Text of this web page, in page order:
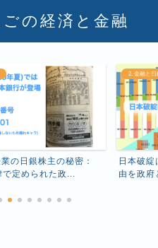
の経済と金融
の日銀株主の秘密：
定められた政...
2. 金融と日
日本破
由を政府